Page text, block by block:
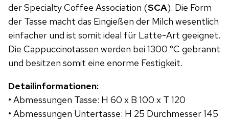
der Specialty Coffee Association (SCA). Die Form
der Tasse macht das Eingießen der Milch wesentlich
einfacher und ist somit ideal für Latte-Art geeignet.
Die Cappuccinotassen werden bei 1300 °C gebrannt
und besitzen somit eine enorme Festigkeit.
Detailinformationen:
• Abmessungen Tasse: H 60 x B 100 x T 120
• Abmessungen Untertasse: H 25 Durchmesser 145